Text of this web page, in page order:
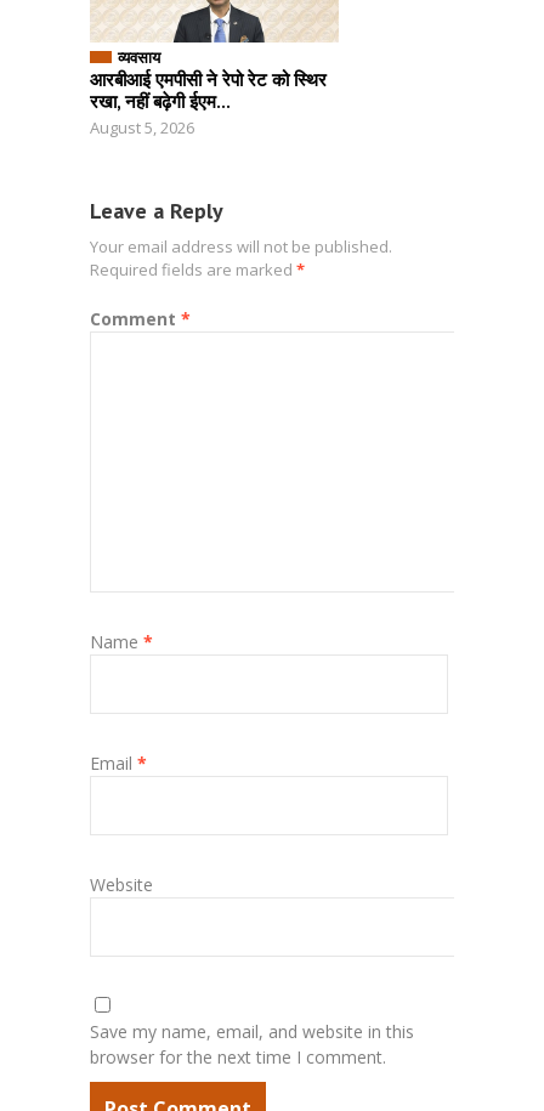
व्यवसाय
आरबीआई एमपीसी ने रेपो रेट को स्थिर
रखा, नहीं बढ़ेगी ईएम...
August 5, 2026
Leave a Reply
Your email address will not be published.
Required fields are marked *
Comment *
Name *
Email *
Website
Save my name, email, and website in this
browser for the next time I comment.